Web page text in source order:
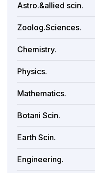
Astro.&allied scin.
Zoolog.Sciences.
Chemistry.
Physics.
Mathematics.
Botani Scin.
Earth Scin.
Engineering.